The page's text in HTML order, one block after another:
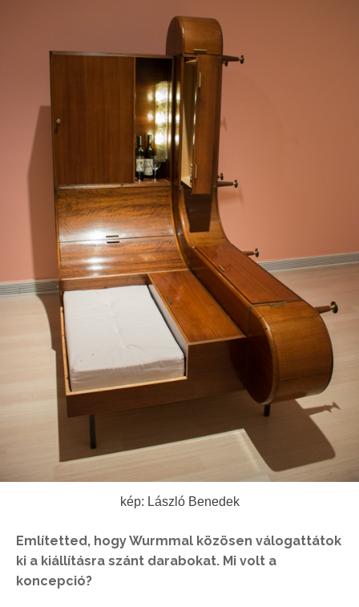
kép: László Benedek
Említetted, hogy Wurmmal közösen válogattátok
ki a kiállításra szánt darabokat. Mi volt a
koncepció?